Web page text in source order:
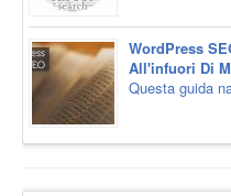
WordPress
All'infuori Di
Questa guida